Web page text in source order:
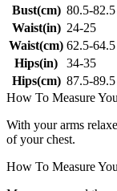
Bust(cm) 80.5-82.5
Waist(in) 24-25
Waist(cm) 62.5-64.5
Hips(in)
34-35
Hips(cm) 87.5-89.5
How To Measure
With your arms
of your chest.
How To Measure